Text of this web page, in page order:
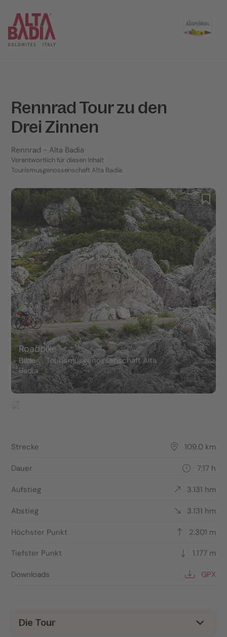
Rennrad Tour zu den
Drei Zinnen
Rennrad - Alta Badia
Verantwortlich für diesen Inhalt
Tourismusgenossenschaft Alta Badia
Roadbike
Bilder: , Tourismusgenossenschaft Alta
Badia
Die Tour
Strecke 109,0 km
Dauer 7:17 h
Aufstieg 3.131 hm
Abstieg 3.131 hm
Höchster Punkt 2.301 m
Tiefster Punkt 1.177 m
Downloads GPX